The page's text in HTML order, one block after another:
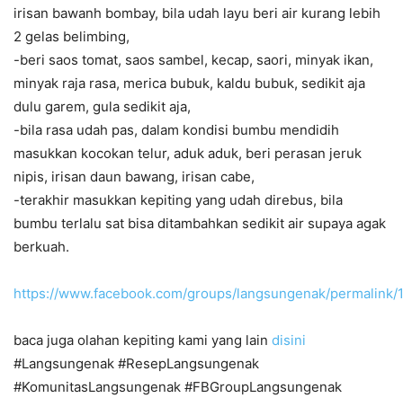
irisan bawanh bombay, bila udah layu beri air kurang lebih
2 gelas belimbing,
-beri saos tomat, saos sambel, kecap, saori, minyak ikan,
minyak raja rasa, merica bubuk, kaldu bubuk, sedikit aja
dulu garem, gula sedikit aja,
-bila rasa udah pas, dalam kondisi bumbu mendidih
masukkan kocokan telur, aduk aduk, beri perasan jeruk
nipis, irisan daun bawang, irisan cabe,
-terakhir masukkan kepiting yang udah direbus, bila
bumbu terlalu sat bisa ditambahkan sedikit air supaya agak
berkuah.
https://www.facebook.com/groups/langsungenak/permalink/
baca juga olahan kepiting kami yang lain disini
#Langsungenak #ResepLangsungenak
#KomunitasLangsungenak #FBGroupLangsungenak